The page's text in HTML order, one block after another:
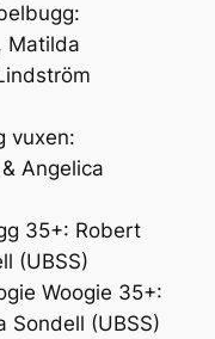
Matilda
vuxen:
Angelica
35+: Robert
(UBSS)
Woogie 35+:
Sondell (UBSS)